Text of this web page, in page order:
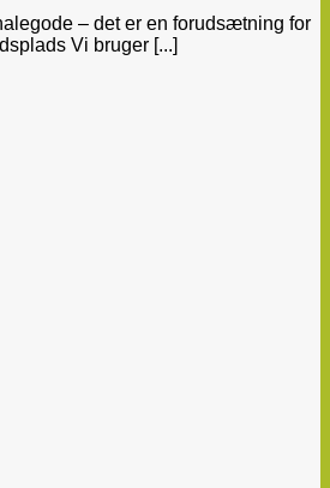
– det er en forudsætning for
Vi bruger [...]